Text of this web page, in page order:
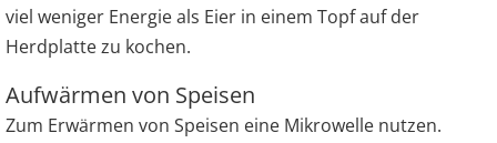
viel weniger Energie als Eier in einem Topf auf der
Herdplatte zu kochen.
Aufwärmen von Speisen
Zum Erwärmen von Speisen eine Mikrowelle nutzen.